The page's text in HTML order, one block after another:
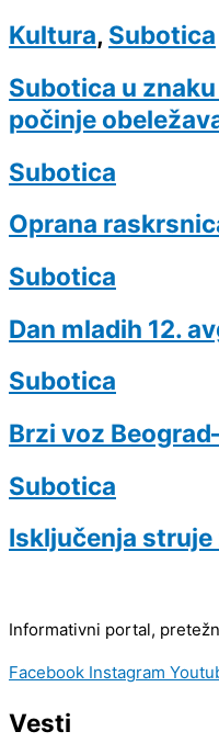
Kultura, Subotica
Subotica u
počinje
Subotica
Oprana
Subotica
Dan mladih 12.
Subotica
Brzi voz
Subotica
Isključenja struje
Informativni portal,
Facebook Instagram
Vesti